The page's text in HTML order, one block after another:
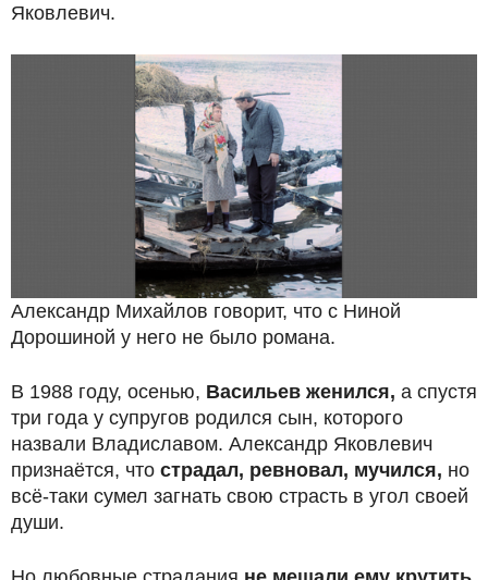
Яковлевич.
Александр Михайлов говорит, что с Ниной
Дорошиной у него не было романа.
В 1988 году, осенью, Васильев женился, а спустя
три года у супругов родился сын, которого
назвали Владиславом. Александр Яковлевич
признаётся, что страдал, ревновал, мучился, но
всё-таки сумел загнать свою страсть в угол своей
души.